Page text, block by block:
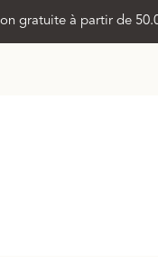
gratuite à partir de